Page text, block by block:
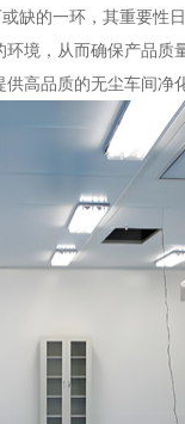
的一环，其重要性
境，从而确保产品
高品质的无尘车间净